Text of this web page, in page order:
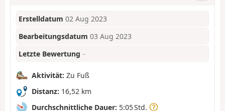
Erstelldatum 02 Aug 2023
Bearbeitungsdatum 03 Aug 2023
Letzte Bewertung –
Aktivität: Zu Fuß
Distanz: 16,52 km
Durchschnittliche Dauer: 5:05 Std.